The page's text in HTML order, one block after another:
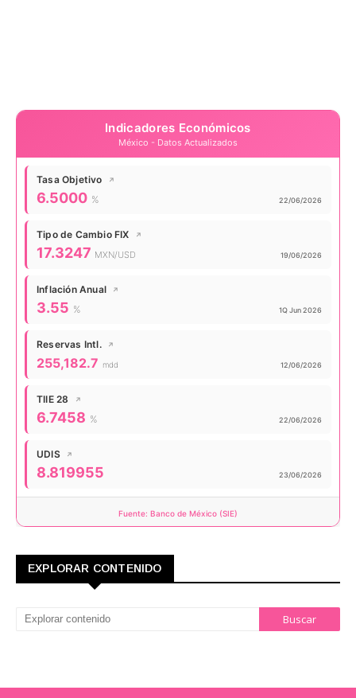
Indicadores Económicos
México - Datos Actualizados
Tasa Objetivo ↗
Valor actual:
6.5000 % Actualizado:
22/06/2026
Tipo de Cambio FIX ↗
Valor actual:
17.3247 MXN/USD Actualizado:
19/06/2026
Inflación Anual ↗
Valor actual:
3.55 % Actualizado:
1Q Jun 2026
Reservas Intl. ↗
Valor actual:
255,182.7 mdd Actualizado:
12/06/2026
TIIE 28 ↗
Valor actual:
6.7458 % Actualizado:
22/06/2026
UDIS ↗
Valor actual:
8.819955 Actualizado:
23/06/2026
Fuente: Banco de México (SIE)
EXPLORAR CONTENIDO